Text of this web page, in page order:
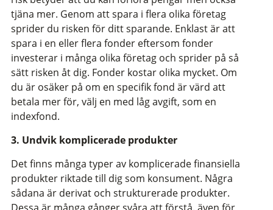
tjäna mer. Genom att spara i flera olika företag
sprider du risken för ditt sparande. Enklast är att
spara i en eller flera fonder eftersom fonder
investerar i många olika företag och sprider på så
sätt risken åt dig. Fonder kostar olika mycket. Om
du är osäker på om en specifik fond är värd att
betala mer för, välj en med låg avgift, som en
indexfond.
3. Undvik komplicerade produkter
Det finns många typer av komplicerade finansiella
produkter riktade till dig som konsument. Några
sådana är derivat och strukturerade produkter.